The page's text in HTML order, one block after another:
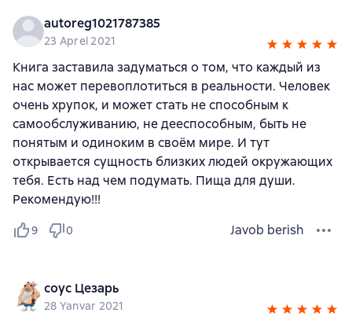
autoreg1021787385
23 Aprel 2021
Книга заставила задуматься о том, что каждый из
нас может перевоплотиться в реальности. Человек
очень хрупок, и может стать не способным к
самообслуживанию, не дееспособным, быть не
понятым и одиноким в своём мире. И тут
открывается сущность близких людей окружающих
тебя. Есть над чем подумать. Пища для души.
Рекомендую!!!
9 0 Javob berish
соус Цезарь
28 Yanvar 2021